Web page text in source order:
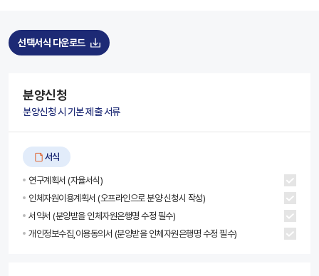
선택서식 다운로드
분양신청
분양신청 시 기본 제출 서류
서식
연구계획서 (자율서식)
인체자원이용계획서 (오프라인으로 분양 신청시 작성)
서약서 (분양받을 인체자원은행명 수정 필수)
개인정보수집,이용동의서 (분양받을 인체자원은행명 수정 필수)